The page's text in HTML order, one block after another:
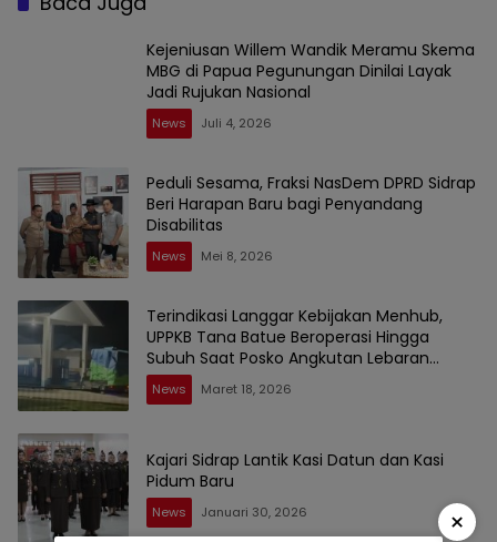
Kejeniusan Willem Wandik Meramu Skema
MBG di Papua Pegunungan Dinilai Layak
Jadi Rujukan Nasional
News Juli 4, 2026
Peduli Sesama, Fraksi NasDem DPRD Sidrap
Beri Harapan Baru bagi Penyandang
Disabilitas
News Mei 8, 2026
Terindikasi Langgar Kebijakan Menhub,
UPPKB Tana Batue Beroperasi Hingga
Subuh Saat Posko Angkutan Lebaran
Berlangsung
News Maret 18, 2026
Kajari Sidrap Lantik Kasi Datun dan Kasi
Pidum Baru
News Januari 30, 2026 ×